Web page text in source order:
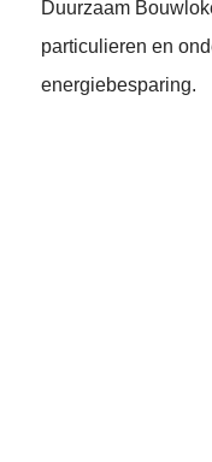
Duurzaam
particulieren en
energiebesparing.